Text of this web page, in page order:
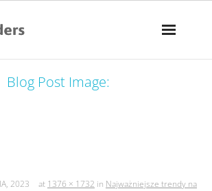
Blog Post Image:
2023 at 1376 × 1732 in Najważniejsze trendy na